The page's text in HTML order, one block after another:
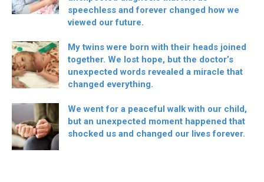
speechless and forever changed how we
viewed our future.
My twins were born with their heads joined
together. We lost hope, but the doctor’s
unexpected words revealed a miracle that
changed everything.
We went for a peaceful walk with our child,
but an unexpected moment happened that
shocked us and changed our lives forever.